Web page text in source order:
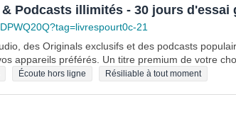
Podcasts illimités - 30 jours d'essai
21
des Originals exclusifs et des podcasts
appareils préférés. Un titre premium de votre
Écoute hors ligne Résiliable à tout moment